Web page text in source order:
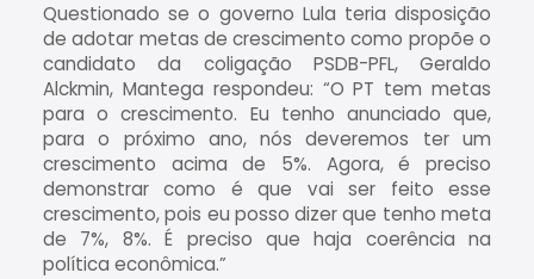
Questionado se o governo Lula teria disposição
de adotar metas de crescimento como propõe o
candidato da coligação PSDB-PFL, Geraldo
Alckmin, Mantega respondeu: “O PT tem metas
para o crescimento. Eu tenho anunciado que,
para o próximo ano, nós deveremos ter um
crescimento acima de 5%. Agora, é preciso
demonstrar como é que vai ser feito esse
crescimento, pois eu posso dizer que tenho meta
de 7%, 8%. É preciso que haja coerência na
política econômica.”